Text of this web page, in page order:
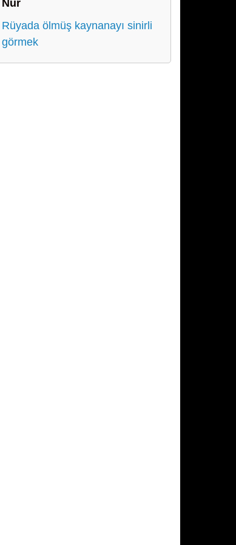
Nur
Rüyada ölmüş kaynanayı sinirli
görmek